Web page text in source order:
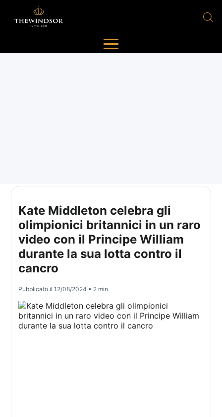
Kate Middleton celebra gli
olimpionici britannici in un raro
video con il Principe William
durante la sua lotta contro il
cancro
Pubblicato il12/08/2024 • 2 min